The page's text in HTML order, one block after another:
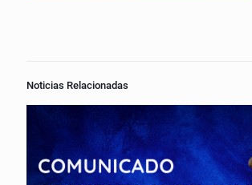
Noticias Relacionadas